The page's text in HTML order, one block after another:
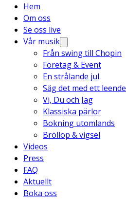
Hem
Om oss
Se oss live
Vår musik
Från swing till Chopin
Företag & Event
En strålande jul
Säg det med ett leende
Vi, Du och Jag
Klassiska pärlor
Bokning utomlands
Bröllop & vigsel
Videos
Press
FAQ
Aktuellt
Boka oss